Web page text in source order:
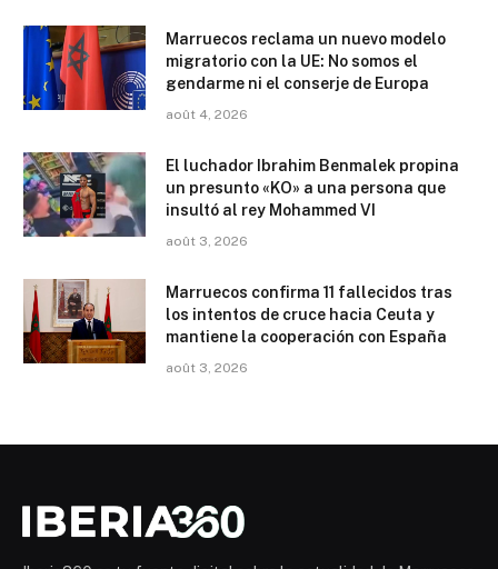
Marruecos reclama un nuevo modelo
migratorio con la UE: No somos el
gendarme ni el conserje de Europa
août 4, 2026
El luchador Ibrahim Benmalek propina
un presunto «KO» a una persona que
insultó al rey Mohammed VI
août 3, 2026
Marruecos confirma 11 fallecidos tras
los intentos de cruce hacia Ceuta y
mantiene la cooperación con España
août 3, 2026